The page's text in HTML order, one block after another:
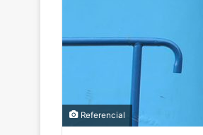
Referencial